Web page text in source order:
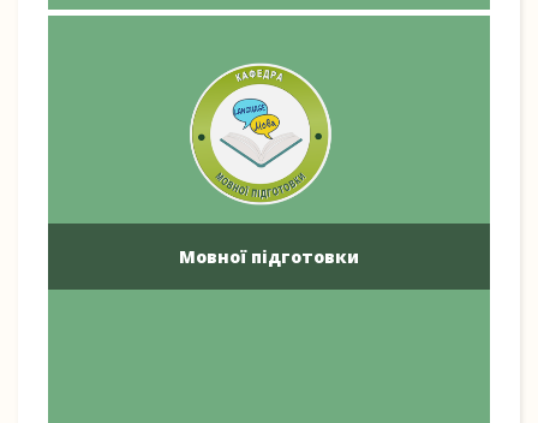
Мовної підготовки